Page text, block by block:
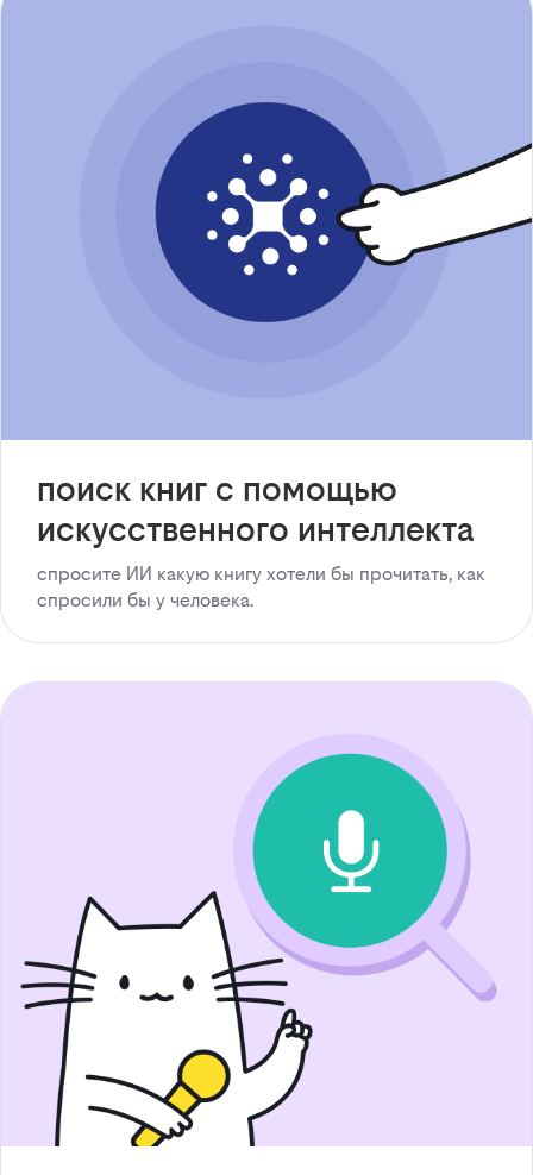
поиск книг с помощью
искусственного интеллекта
спросите ИИ какую книгу хотели бы прочитать, как
спросили бы у человека.